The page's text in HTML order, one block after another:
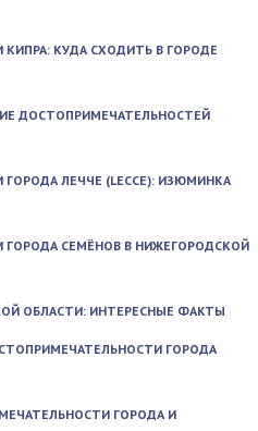
КУДА СХОДИТЬ В ГОРОДЕ
ДОСТОПРИМЕЧАТЕЛЬНОСТЕЙ
ЛЕЧЧЕ (LECCE): ИЗЮМИНКА
СЕМЁНОВ В НИЖЕГОРОДСКОЙ
ОБЛАСТИ: ИНТЕРЕСНЫЕ ФАКТЫ
ГОРОДА
ГОРОДА И